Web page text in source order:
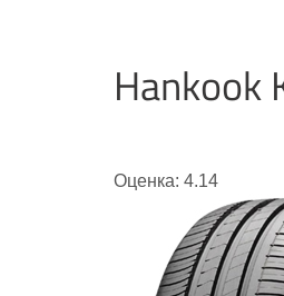
Оценка: 4.14